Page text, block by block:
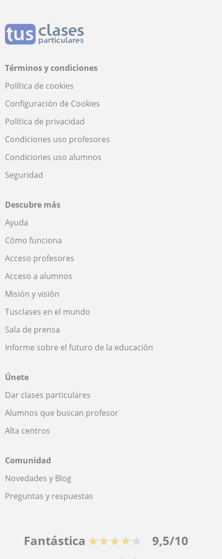
Términos y condiciones
Política de cookies
Configuración de Cookies
Política de privacidad
Condiciones uso profesores
Condiciones uso alumnos
Seguridad
Descubre más
Ayuda
Cómo funciona
Acceso profesores
Acceso a alumnos
Misión y visión
Tusclases en el mundo
Sala de prensa
Informe sobre el futuro de la educación
Únete
Dar clases particulares
Alumnos que buscan profesor
Alta centros
Comunidad
Novedades y Blog
Preguntas y respuestas
Fantástica ★★★★★ 9,5/10